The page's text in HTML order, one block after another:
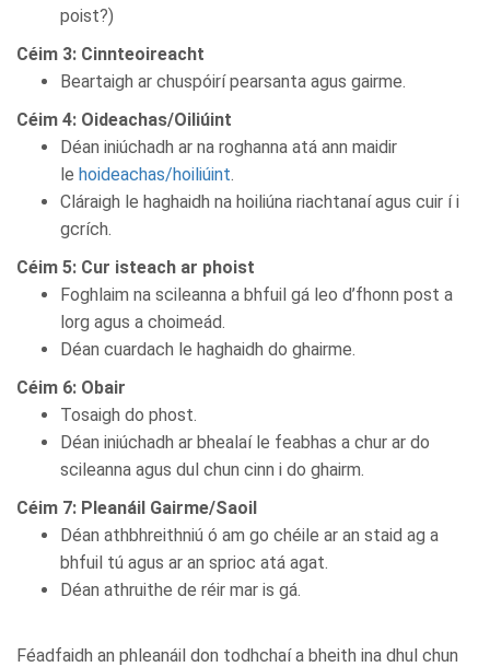
poist?)
Céim 3: Cinnteoireacht
Beartaigh ar chuspóirí pearsanta agus gairme.
Céim 4: Oideachas/Oiliúint
Déan iniúchadh ar na roghanna atá ann maidir
le hoideachas/hoiliúint.
Cláraigh le haghaidh na hoiliúna riachtanaí agus cuir í i
gcrích.
Céim 5: Cur isteach ar phoist
Foghlaim na scileanna a bhfuil gá leo d’fhonn post a
lorg agus a choimeád.
Déan cuardach le haghaidh do ghairme.
Céim 6: Obair
Tosaigh do phost.
Déan iniúchadh ar bhealaí le feabhas a chur ar do
scileanna agus dul chun cinn i do ghairm.
Céim 7: Pleanáil Gairme/Saoil
Déan athbhreithniú ó am go chéile ar an staid ag a
bhfuil tú agus ar an sprioc atá agat.
Déan athruithe de réir mar is gá.
Féadfaidh an phleanáil don todhchaí a bheith ina dhul chun